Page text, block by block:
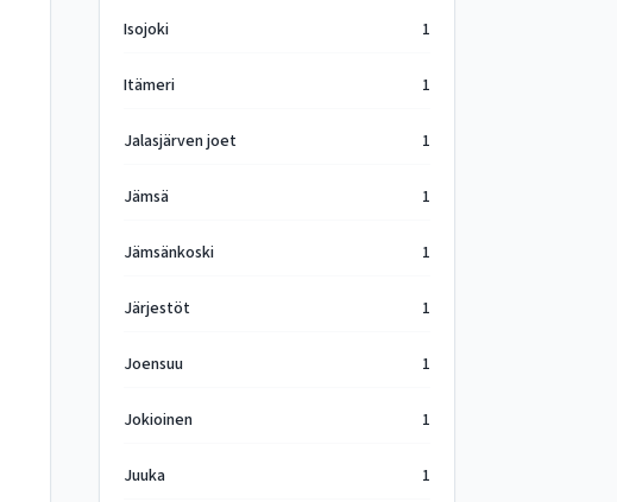
Isojoki 1
Itämeri 1
Jalasjärven joet 1
Jämsä 1
Jämsänkoski 1
Järjestöt 1
Joensuu 1
Jokioinen 1
Juuka 1